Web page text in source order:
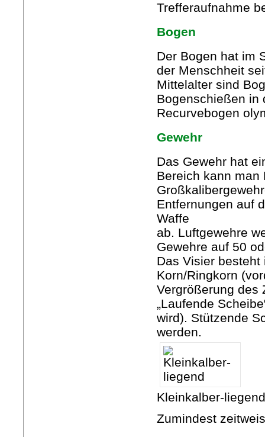
Trefferaufnahme
Bogen
Der Bogen hat im
der Menschheit
Mittelalter sind
Bogenschießen in
Recurvebogen
Gewehr
Das Gewehr hat
Bereich kann man
Entfernungen auf
Waffe
ab. Luftgewehre
Gewehre auf 50
Das Visier
Korn/Ringkorn
Vergrößerung des
„Laufende
wird). Stützende
werden.
Kleinkalber-liegend
Zumindest